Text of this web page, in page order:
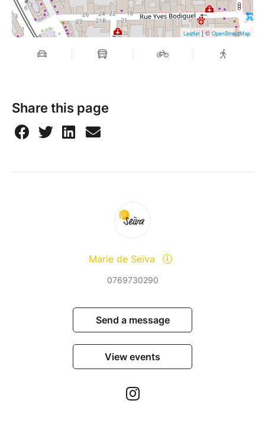
Leaflet| ©OpenStreetMap
Share this page
Marie de Seïva
0769730290
Send a message
View events